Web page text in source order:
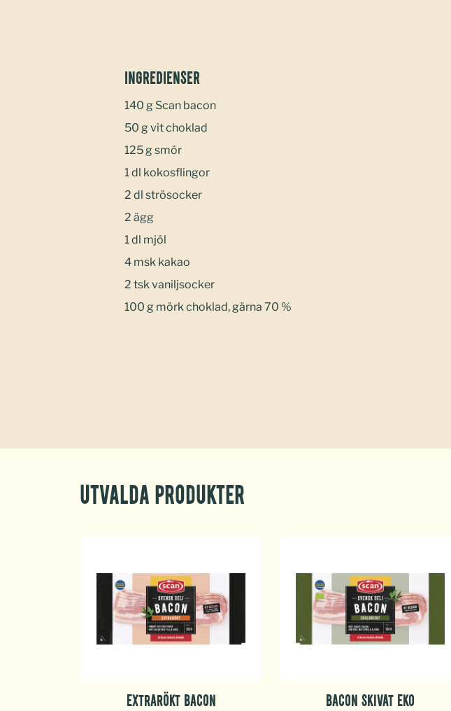
Ingredienser
140 g Scan bacon
50 g vit choklad
125 g smör
1 dl kokosflingor
2 dl strösocker
2 ägg
1 dl mjöl
4 msk kakao
2 tsk vaniljsocker
100 g mörk choklad, gärna 70 %
Utvalda produkter
EXTRARÖKT BACON BACON SKIVAT EKO